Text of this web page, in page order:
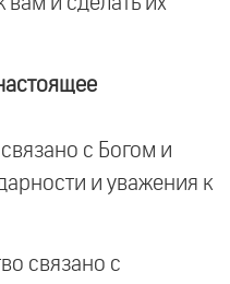
с Богом и
и уважения к
связано с